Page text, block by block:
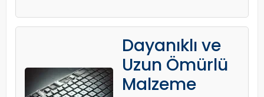
Dayanıklı ve
Uzun Ömürlü
Malzeme